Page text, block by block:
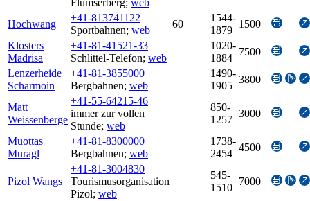
Flumserberg; web
Hochwang
+41-813741122
Sportbahnen; web
60
1544-
1879
1500
Klosters
Madrisa
+41-81-41521-33
Schlittel-Telefon; web
1020-
1884
7500
Lenzerheide
Scharmoin
+41-81-3855000
Bergbahnen; web
1490-
1905
3800
Matt
Weissenberge
+41-55-64215-46
immer zur vollen
Stunde; web
850-
1257
3000
Muottas
Muragl
+41-81-8300000
Bergbahnen; web
1738-
2454
4500
Pizol Wangs
+41-81-3004830
Tourismusorganisation
Pizol; web
545-
1510
7000